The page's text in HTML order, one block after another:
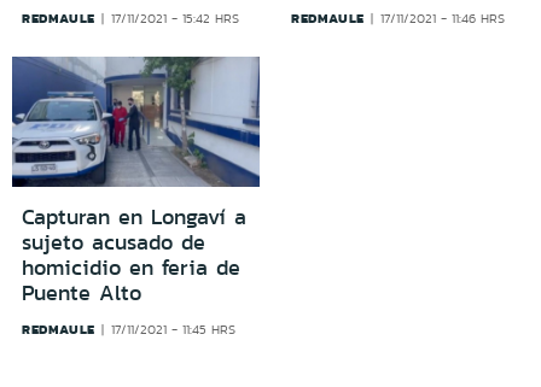
REDMAULE 17/11/2021 - 15:42 HRS REDMAULE 17/11/2021 - 11:46 HRS
Capturan en Longaví a
sujeto acusado de
homicidio en feria de
Puente Alto
REDMAULE 17/11/2021 - 11:45 HRS